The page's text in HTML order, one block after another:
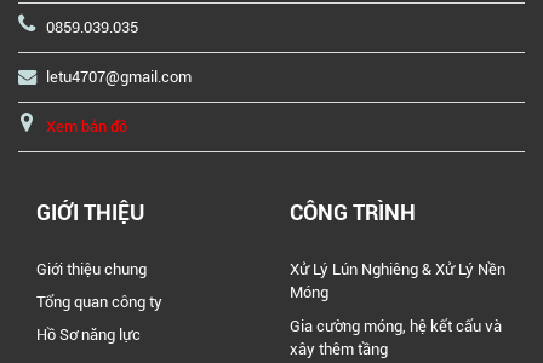
0859.039.035
letu4707@gmail.com
Xem bản đồ
GIỚI THIỆU
Giới thiệu chung
Tổng quan công ty
Hồ Sơ năng lực
CÔNG TRÌNH
Xử Lý Lún Nghiêng & Xử Lý Nền
Móng
Gia cường móng, hệ kết cấu và
xây thêm tầng